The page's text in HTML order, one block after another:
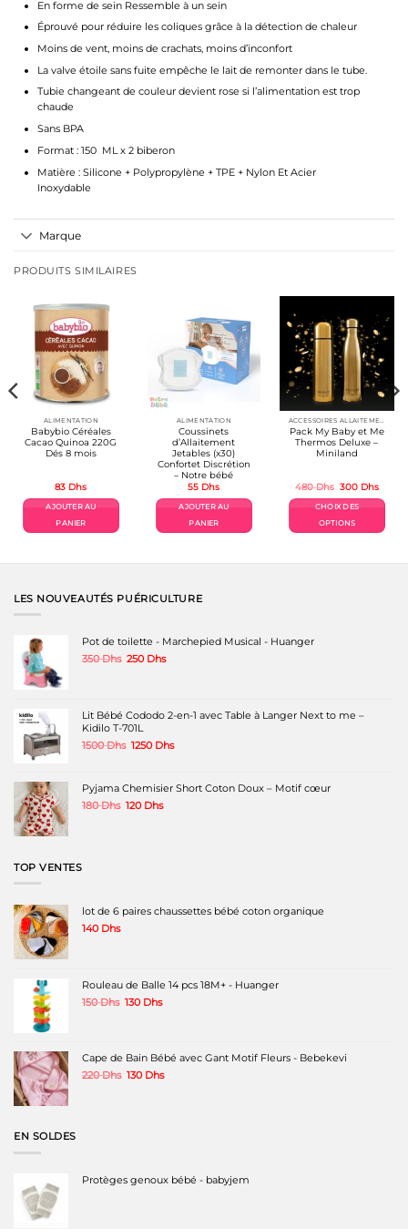
En forme de sein Ressemble à un sein
Éprouvé pour réduire les coliques grâce à la détection de chaleur
Moins de vent, moins de crachats, moins d’inconfort
La valve étoile sans fuite empêche le lait de remonter dans le tube.
Tubie changeant de couleur devient rose si l’alimentation est trop
chaude
Sans BPA
Format : 150 ML x 2 biberon
Matière : Silicone + Polypropylène + TPE + Nylon Et Acier
Inoxydable
Marque
PRODUITS SIMILAIRES
ALIMENTATION
Babybio Céréales
Cacao Quinoa 220G
Dés 8 mois
83 Dhs
AJOUTER AU
PANIER
ALIMENTATION
Coussinets
d’Allaitement
Jetables (x30)
Confortet Discrétion
– Notre bébé
55 Dhs
AJOUTER AU
PANIER
ACCESSOIRES ALLAITEMENT / REPAS
Pack My Baby et Me
Thermos Deluxe –
Miniland
480Dhs Le
initial
était :
480 Dhs.
300 DhsLe
actuel
CHOIX DES
OPTIONS
a
du
LES NOUVEAUTÉS PUÉRICULTURE
Pot de toilette - Marchepied Musical - Huanger
350Dhs Le
350 Dhs.
250 DhsLe
250 Dhs.
Lit Bébé Cododo 2-en-1 avec Table à Langer Next to me –
Kidilo T-701L
1500Dhs Le
était :
1500 Dhs.
1250 DhsLe
est :
1250 Dhs.
Pyjama Chemisier Short Coton Doux – Motif cœur
180Dhs Le
120 DhsLe
TOP VENTES
lot de 6 paires chaussettes bébé coton organique
140 Dhs
Rouleau de Balle 14 pcs 18M+ - Huanger
150Dhs Le
150 Dhs.
130 DhsLe
130 Dhs.
Cape de Bain Bébé avec Gant Motif Fleurs - Bebekevi
220Dhs Le
130 DhsLe
EN SOLDES
Protèges genoux bébé - babyjem